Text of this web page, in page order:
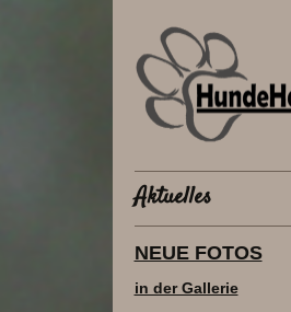
Aktuelles
NEUE FOTOS
in der Gallerie